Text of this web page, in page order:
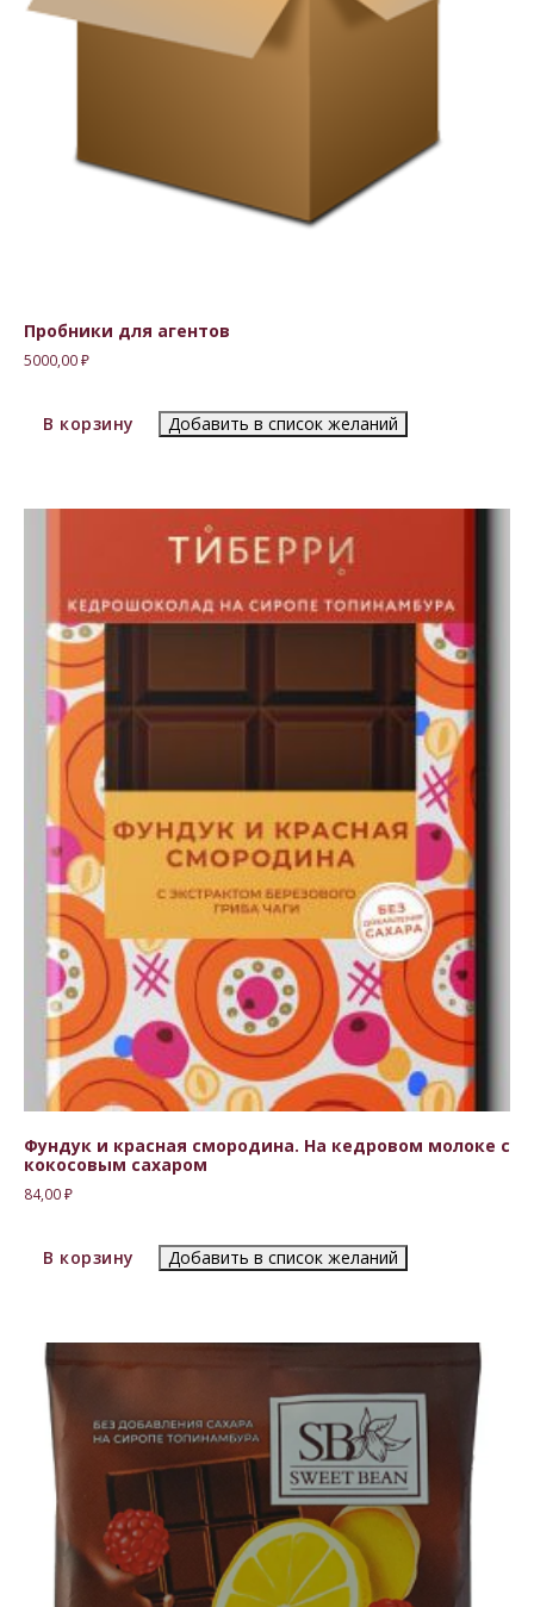
Пробники для агентов
5000,00₽
В корзину Добавить в список желаний
Фундук и красная смородина. На кедровом молоке с
кокосовым сахаром
84,00₽
В корзину Добавить в список желаний